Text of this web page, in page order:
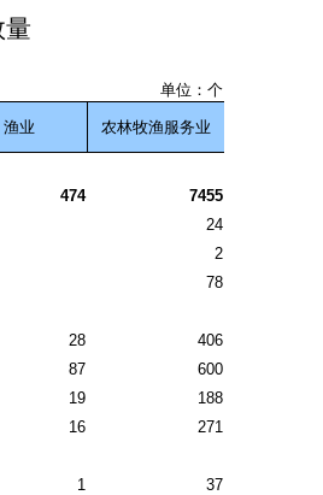
单位：个
渔业 农林牧渔服务业
474
7455
24
2
78
28
406
87
600
19
188
16
271
1
37